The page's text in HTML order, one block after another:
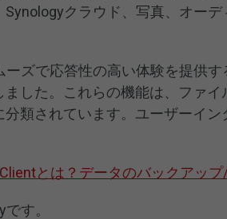
クラウド、写真、オーデ
ーズで応答性の高い体験を提供
した。これらの機能は、ファイ
類されています。ユーザーイ
とは？データのバックアップ
す。